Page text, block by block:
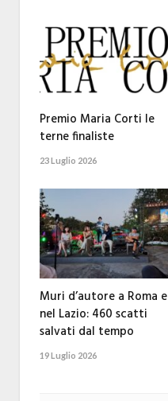
Premio Maria Corti le
terne finaliste
23 Luglio 2026
Muri d’autore a Roma e
nel Lazio: 460 scatti
salvati dal tempo
19 Luglio 2026